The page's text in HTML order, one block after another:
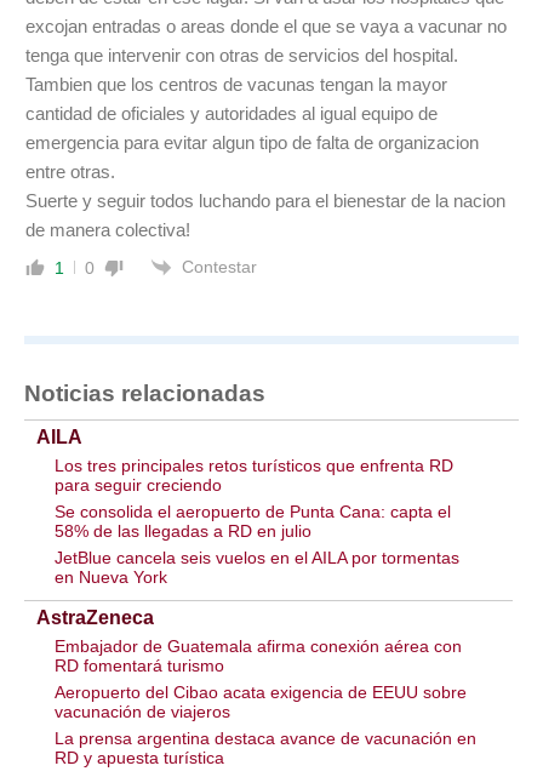
excojan entradas o areas donde el que se vaya a vacunar no
tenga que intervenir con otras de servicios del hospital.
Tambien que los centros de vacunas tengan la mayor
cantidad de oficiales y autoridades al igual equipo de
emergencia para evitar algun tipo de falta de organizacion
entre otras.
Suerte y seguir todos luchando para el bienestar de la nacion
de manera colectiva!
1 0 Contestar
Noticias relacionadas
AILA
Los tres principales retos turísticos que enfrenta RD
para seguir creciendo
Se consolida el aeropuerto de Punta Cana: capta el
58% de las llegadas a RD en julio
JetBlue cancela seis vuelos en el AILA por tormentas
en Nueva York
AstraZeneca
Embajador de Guatemala afirma conexión aérea con
RD fomentará turismo
Aeropuerto del Cibao acata exigencia de EEUU sobre
vacunación de viajeros
La prensa argentina destaca avance de vacunación en
RD y apuesta turística